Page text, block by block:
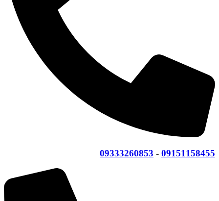
09151158455
-
09333260853